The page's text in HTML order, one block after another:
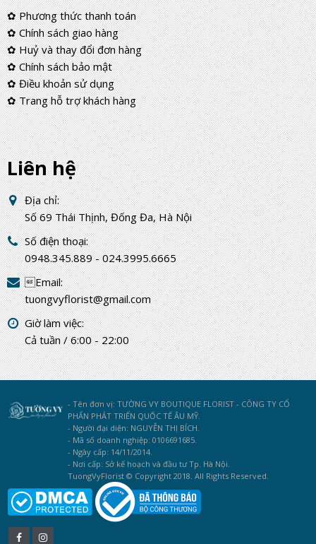
✿ Phương thức thanh toán
✿ Chính sách giao hàng
✿ Huỷ và thay đổi đơn hàng
✿ Chính sách bảo mật
✿ Điều khoản sử dụng
✿ Trang hỗ trợ khách hàng
Liên hệ
Địa chỉ:
Số 69 Thái Thịnh, Đống Đa, Hà Nội
Số điện thoại:
0948.345.889 - 024.3995.6665
Email:
tuongvyflorist@gmail.com
Giờ làm việc:
Cả tuần / 6:00 - 22:00
- Tên đơn vị: TƯỜNG VY BOUTIQUE FLORIST - CÔNG TY CỔ
PHẨN PHÁT TRIỂN QUỐC TẾ ÂU MỸ.
- Người đại diện: NGUYỄN THỊ BÍCH.
- Mã số doanh nghiệp: 0106691685.
- Ngày cấp: 14/11/2014.
- Nơi cấp: Sở kế hoạch và đầu tư Tp. Hà Nội.
TuongVyFlorist © Copyright 2018. All Rights Reserved.